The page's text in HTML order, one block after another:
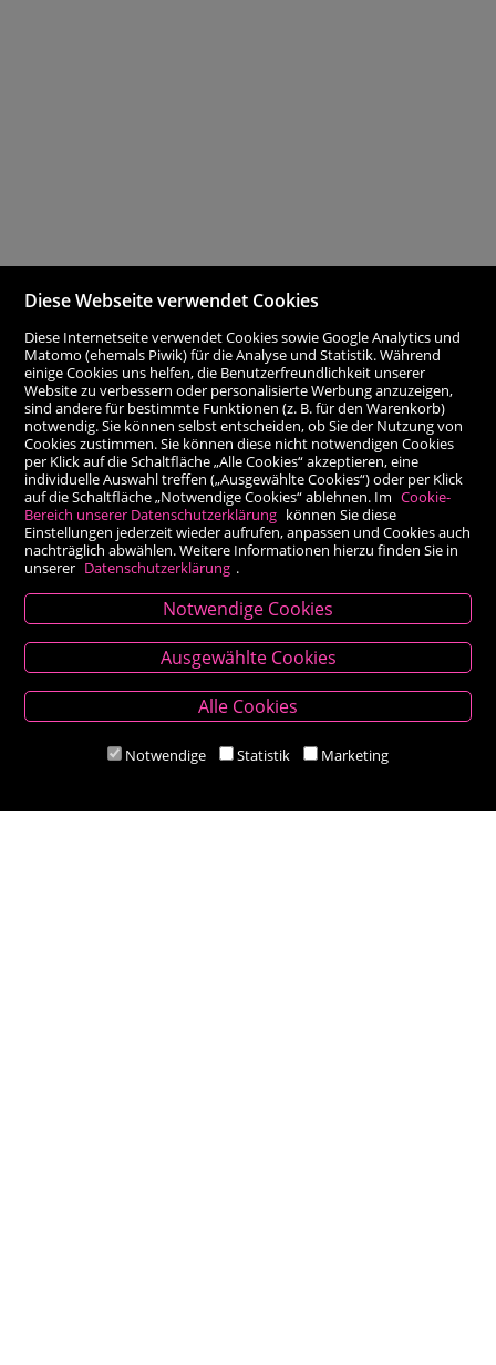
Kontakt
Besold Buch-Papier
Hauptplatz 14, 9300 St. Veit an der Glan
M:bestellung@besold.at
Diese Webseite verwendet Cookies
Diese Internetseite verwendet Cookies sowie Google Analytics und
Matomo (ehemals Piwik) für die Analyse und Statistik. Während
einige Cookies uns helfen, die Benutzerfreundlichkeit unserer
Website zu verbessern oder personalisierte Werbung anzuzeigen,
sind andere für bestimmte Funktionen (z. B. für den Warenkorb)
notwendig. Sie können selbst entscheiden, ob Sie der Nutzung von
Cookies zustimmen. Sie können diese nicht notwendigen Cookies
per Klick auf die Schaltfläche „Alle Cookies“ akzeptieren, eine
individuelle Auswahl treffen („Ausgewählte Cookies“) oder per Klick
auf die Schaltfläche „Notwendige Cookies“ ablehnen. Im Cookie-
Bereich unserer Datenschutzerklärung können Sie diese
Einstellungen jederzeit wieder aufrufen, anpassen und Cookies auch
nachträglich abwählen. Weitere Informationen hierzu finden Sie in
unserer Datenschutzerklärung .
Notwendige Cookies
Ausgewählte Cookies
Alle Cookies
Notwendige Statistik Marketing